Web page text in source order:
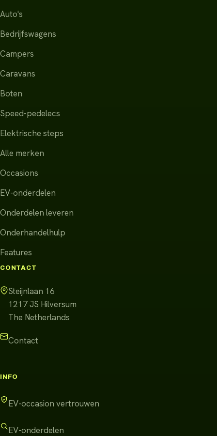
Auto's
Bedrijfswagens
Campers
Caravans
Boten
Speed-pedelecs
Elektrische steps
Alle merken
Occasions
EV-onderdelen
Onderdelen leveren
Onderhandelhulp
Features
CONTACT
Steijnlaan 16
1217 JS Hilversum
The Netherlands
Contact
INFO
EV-occasion vertrouwen
EV-onderdelen